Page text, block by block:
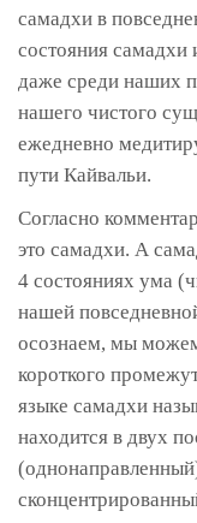
самадхи в
состояния самадхи
даже среди наших
нашего чистого
ежедневно
пути Кайвальи.
Согласно
это самадхи. А
4 состояниях ума
нашей
осознаем, мы
короткого
языке самадхи
находится в двух